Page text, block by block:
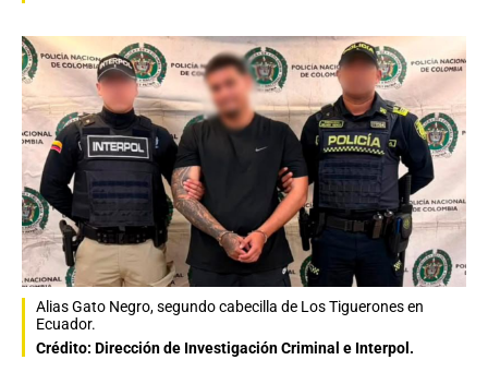
Alias Gato Negro, segundo cabecilla de Los Tiguerones en
Ecuador.
Crédito: Dirección de Investigación Criminal e Interpol.